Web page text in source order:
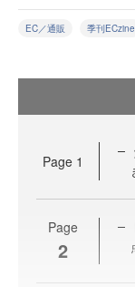
EC／通販 季刊ECzine
Page 1
Page
2